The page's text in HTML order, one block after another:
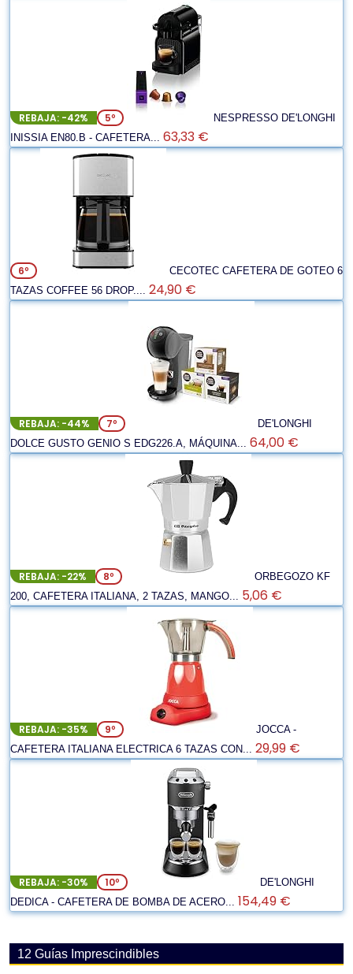
REBAJA: -42% 5º
NESPRESSO DE'LONGHI
INISSIA EN80.B - CAFETERA... 63,33 €
6º
CECOTEC CAFETERA DE GOTEO 6
TAZAS COFFEE 56 DROP.... 24,90 €
REBAJA: -44% 7º
DE'LONGHI
DOLCE GUSTO GENIO S EDG226.A, MÁQUINA... 64,00 €
REBAJA: -22% 8º
ORBEGOZO KF
200, CAFETERA ITALIANA, 2 TAZAS, MANGO... 5,06 €
REBAJA: -35% 9º
JOCCA -
CAFETERA ITALIANA ELECTRICA 6 TAZAS CON... 29,99 €
REBAJA: -30% 10º
DE'LONGHI
DEDICA - CAFETERA DE BOMBA DE ACERO... 154,49 €
12 Guías Imprescindibles